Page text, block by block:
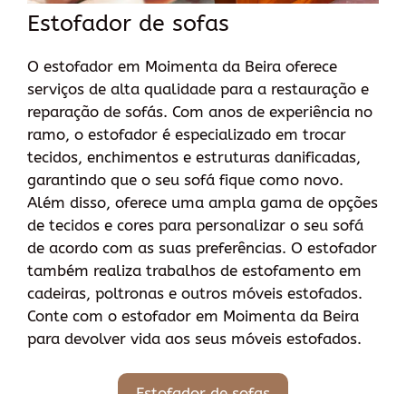
Estofador de sofas
O estofador em Moimenta da Beira oferece
serviços de alta qualidade para a restauração e
reparação de sofás. Com anos de experiência no
ramo, o estofador é especializado em trocar
tecidos, enchimentos e estruturas danificadas,
garantindo que o seu sofá fique como novo.
Além disso, oferece uma ampla gama de opções
de tecidos e cores para personalizar o seu sofá
de acordo com as suas preferências. O estofador
também realiza trabalhos de estofamento em
cadeiras, poltronas e outros móveis estofados.
Conte com o estofador em Moimenta da Beira
para devolver vida aos seus móveis estofados.